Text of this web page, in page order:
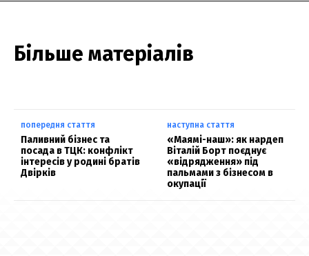
Більше матеріалів
попередня стаття
Паливний бізнес та
посада в ТЦК: конфлікт
інтересів у родині братів
Двірків
наступна стаття
«Маямі-наш»: як нардеп
Віталій Борт поєднує
«відрядження» під
пальмами з бізнесом в
окупації